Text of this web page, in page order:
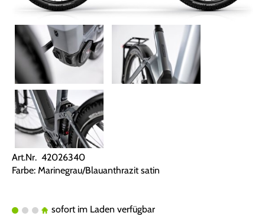
Art.Nr. 42026340
Farbe: Marinegrau/Blauanthrazit satin
sofort im Laden verfügbar